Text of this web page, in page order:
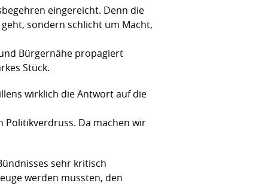
eingereicht. Denn die
sondern schlicht um Macht,
Bürgernähe propagiert
Stück.
wirklich die Antwort auf die
Politikverdruss. Da machen wir
sehr kritisch
werden mussten, den